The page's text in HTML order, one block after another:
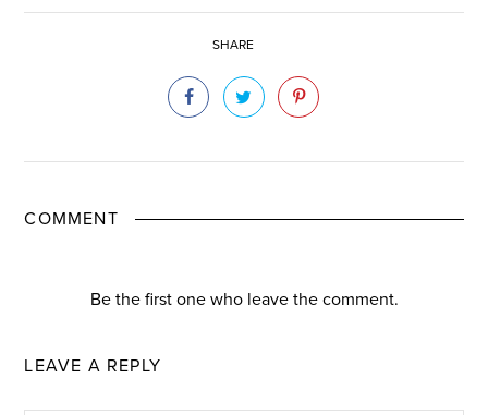
SHARE
COMMENT
Be the first one who leave the comment.
LEAVE A REPLY